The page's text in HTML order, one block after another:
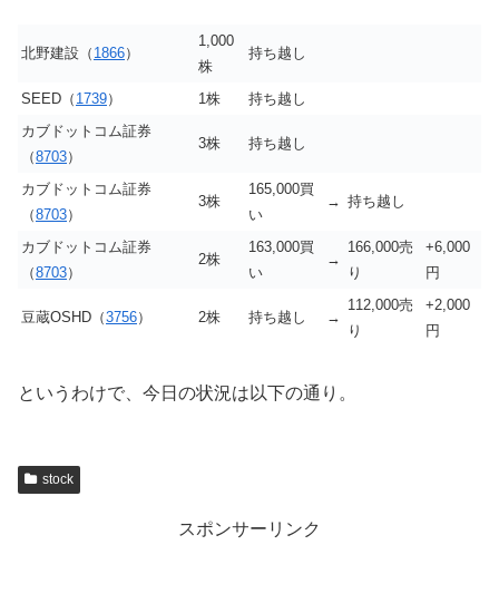
北野建設（ 1866）
1,000
株
持ち越し
SEED（ 1739） 1株
持ち越し
カブドットコム証券
（8703）
3株 持ち越し
カブドットコム証券
（8703）
3株
165,000買
い
→ 持ち越し
カブドットコム証券
（8703）
2株
163,000買
い
→
166,000売
り
+6,000
円
豆蔵OSHD（3756） 2株 持ち越し →
112,000売
り
+2,000
円
というわけで、今日の状況は以下の通り。
stock
スポンサーリンク